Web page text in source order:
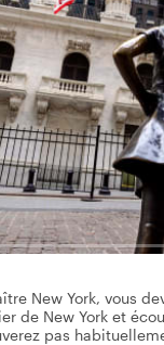
New York, vous
de New York et
pas